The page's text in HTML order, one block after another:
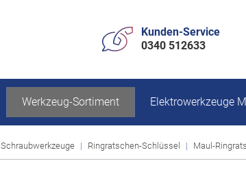
Kunden-Service
0340 512633
Werkzeug-Sortiment Elektrowerkzeuge
Schraubwerkzeuge Ringratschen-Schlüssel Maul-